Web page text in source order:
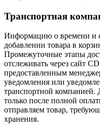
Транспортная
Информацию о времени и
добавлении товара в
Промежуточные этапы
отслеживать через сайт
предоставленным
уведомления или
транспортной компанией.
только после полной
отправляем товар,
хранения.